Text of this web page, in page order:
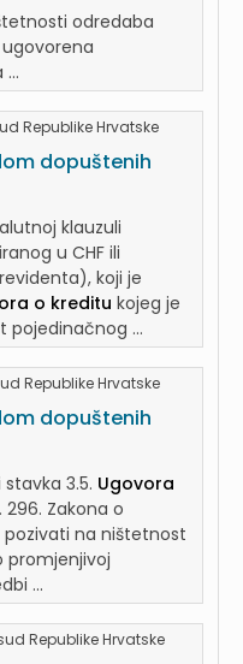
odredaba
Republike Hrvatske
dopuštenih
klauzuli
u CHF ili
koji je
o kreditu kojeg je
pojedinačnog ...
Republike Hrvatske
dopuštenih
3.5. Ugovora
Zakona o
na ništetnost
promjenjivoj
...
Republike Hrvatske